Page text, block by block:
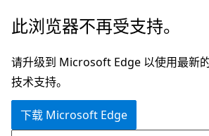
跳
主
要
内
此浏览器不再受支持。
请升级到 Microsoft Edge 以使用最新
技术支持。
下载 Microsoft Edge